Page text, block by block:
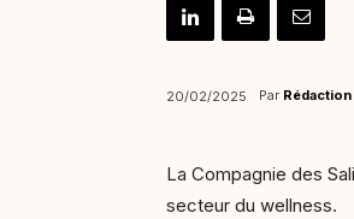
20/02/2025 Par
La Compagnie des
secteur du wellness.